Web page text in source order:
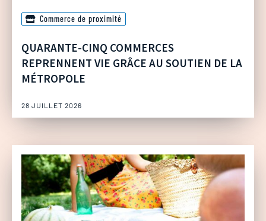
Commerce de proximité
QUARANTE-CINQ COMMERCES
REPRENNENT VIE GRÂCE AU SOUTIEN DE LA
MÉTROPOLE
28 JUILLET 2026